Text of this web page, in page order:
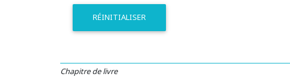
RÉINITIALISER
Chapitre de livre